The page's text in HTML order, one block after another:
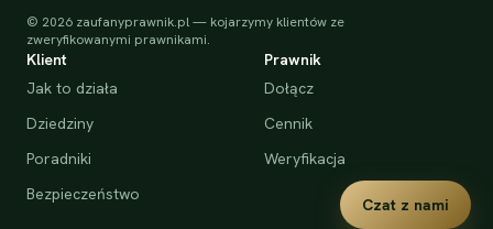
© 2026 zaufanyprawnik.pl — kojarzymy klientów ze
zweryfikowanymi prawnikami.
Klient
Jak to działa
Dziedziny
Poradniki
Bezpieczeństwo
Prawnik
Dołącz
Cennik
Weryfikacja
Czat z nami